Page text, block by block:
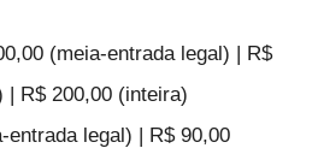
(meia-entrada legal) | R$
| R$ 200,00 (inteira)
entrada legal) | R$ 90,00